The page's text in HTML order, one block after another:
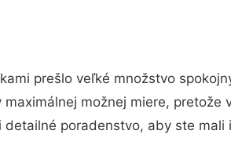
prešlo veľké množstvo
možnej miere,
poradenstvo, aby ste